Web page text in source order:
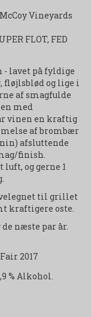
Vineyards
FLOT, FED
lavet på fyldige
fløjlsblød og lige i
af smagfulde
med
vinen en kraftig
af brombær
afsluttende
finish.
og gerne 1
til grillet
kraftigere oste.
næste par år.
2017
% Alkohol.